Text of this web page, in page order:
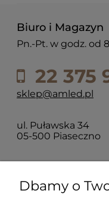
Biuro i Magazyn
Pn.-Pt. w godz. od
22 375
sklep@amled.pl
ul. Puławska 34
05-500 Piaseczno
Dla klientów
Dbamy o